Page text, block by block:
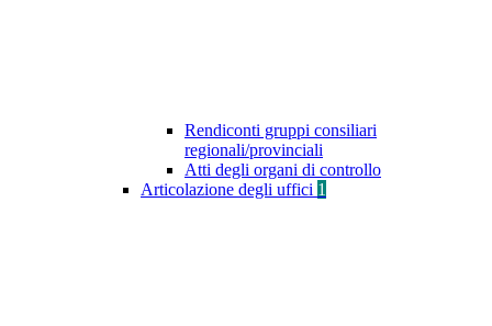
Rendiconti gruppi consiliari
regionali/provinciali
Atti degli organi di controllo
Articolazione degli uffici 1